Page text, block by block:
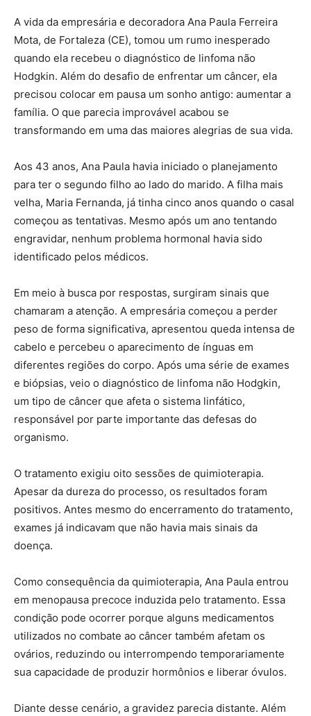
A vida da empresária e decoradora Ana Paula Ferreira
Mota, de Fortaleza (CE), tomou um rumo inesperado
quando ela recebeu o diagnóstico de linfoma não
Hodgkin. Além do desafio de enfrentar um câncer, ela
precisou colocar em pausa um sonho antigo: aumentar a
família. O que parecia improvável acabou se
transformando em uma das maiores alegrias de sua vida.
Aos 43 anos, Ana Paula havia iniciado o planejamento
para ter o segundo filho ao lado do marido. A filha mais
velha, Maria Fernanda, já tinha cinco anos quando o casal
começou as tentativas. Mesmo após um ano tentando
engravidar, nenhum problema hormonal havia sido
identificado pelos médicos.
Em meio à busca por respostas, surgiram sinais que
chamaram a atenção. A empresária começou a perder
peso de forma significativa, apresentou queda intensa de
cabelo e percebeu o aparecimento de ínguas em
diferentes regiões do corpo. Após uma série de exames
e biópsias, veio o diagnóstico de linfoma não Hodgkin,
um tipo de câncer que afeta o sistema linfático,
responsável por parte importante das defesas do
organismo.
O tratamento exigiu oito sessões de quimioterapia.
Apesar da dureza do processo, os resultados foram
positivos. Antes mesmo do encerramento do tratamento,
exames já indicavam que não havia mais sinais da
doença.
Como consequência da quimioterapia, Ana Paula entrou
em menopausa precoce induzida pelo tratamento. Essa
condição pode ocorrer porque alguns medicamentos
utilizados no combate ao câncer também afetam os
ovários, reduzindo ou interrompendo temporariamente
sua capacidade de produzir hormônios e liberar óvulos.
Diante desse cenário, a gravidez parecia distante. Além